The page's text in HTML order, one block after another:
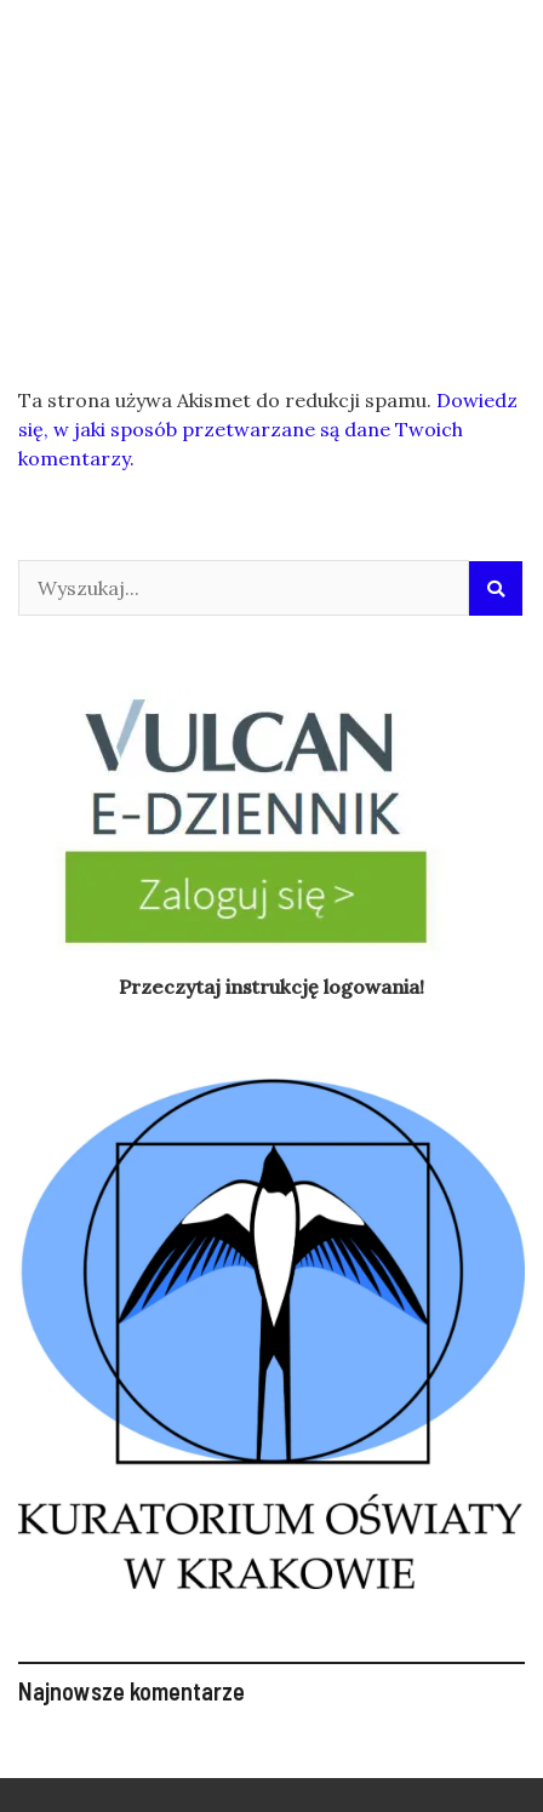
Ta strona używa Akismet do redukcji spamu. Dowiedz
się, w jaki sposób przetwarzane są dane Twoich
komentarzy.
Przeczytaj instrukcję logowania!
Najnowsze komentarze